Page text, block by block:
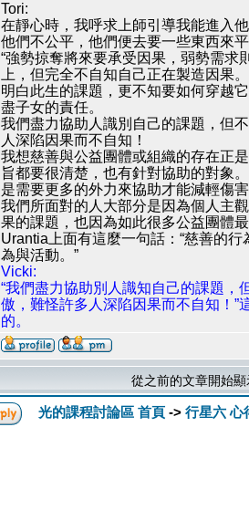
Tori:
在靜心時，我呼求上師引導我能進入
他們不公平，他們便去要一些東西來
“強勢掠奪將來要承受因果，弱勢需求
上，但完全不自知自己正在製造因果
明白此生的課題，更不知要如何穿越
盡子女的責任。
我們盡力協助人識別自己的課題，但
人深陷因果而不自知！
我想慈善與公益團體或組織的存在正
旨都要很清楚，也有針對協助的對象
是需要更多的外力來協助才能減輕傷
我們所面對的人大部分是因為個人主
果的課題，也因為如此很多公益團體
Urantia上面有這麼一句話：“慈善的
為與活動。”
Vicki:
“我們盡力協助別人識知自己的課題
傲，難怪許多人深陷因果而不自知！
的。
從之前的文章開始
光的課程討論區 首頁 -> 行星六 心